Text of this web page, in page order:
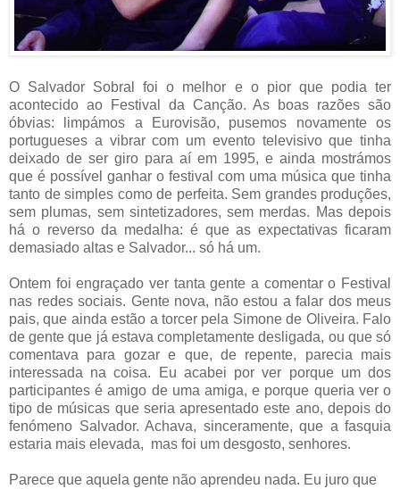
O Salvador Sobral foi o melhor e o pior que podia ter
acontecido ao Festival da Canção. As boas razões são
óbvias: limpámos a Eurovisão, pusemos novamente os
portugueses a vibrar com um evento televisivo que tinha
deixado de ser giro para aí em 1995, e ainda mostrámos
que é possível ganhar o festival com uma música que tinha
tanto de simples como de perfeita. Sem grandes produções,
sem plumas, sem sintetizadores, sem merdas. Mas depois
há o reverso da medalha: é que as expectativas ficaram
demasiado altas e Salvador... só há um.
Ontem foi engraçado ver tanta gente a comentar o Festival
nas redes sociais. Gente nova, não estou a falar dos meus
pais, que ainda estão a torcer pela Simone de Oliveira. Falo
de gente que já estava completamente desligada, ou que só
comentava para gozar e que, de repente, parecia mais
interessada na coisa. Eu acabei por ver porque um dos
participantes é amigo de uma amiga, e porque queria ver o
tipo de músicas que seria apresentado este ano, depois do
fenómeno Salvador. Achava, sinceramente, que a fasquia
estaria mais elevada, mas foi um desgosto, senhores.
Parece que aquela gente não aprendeu nada. Eu juro que